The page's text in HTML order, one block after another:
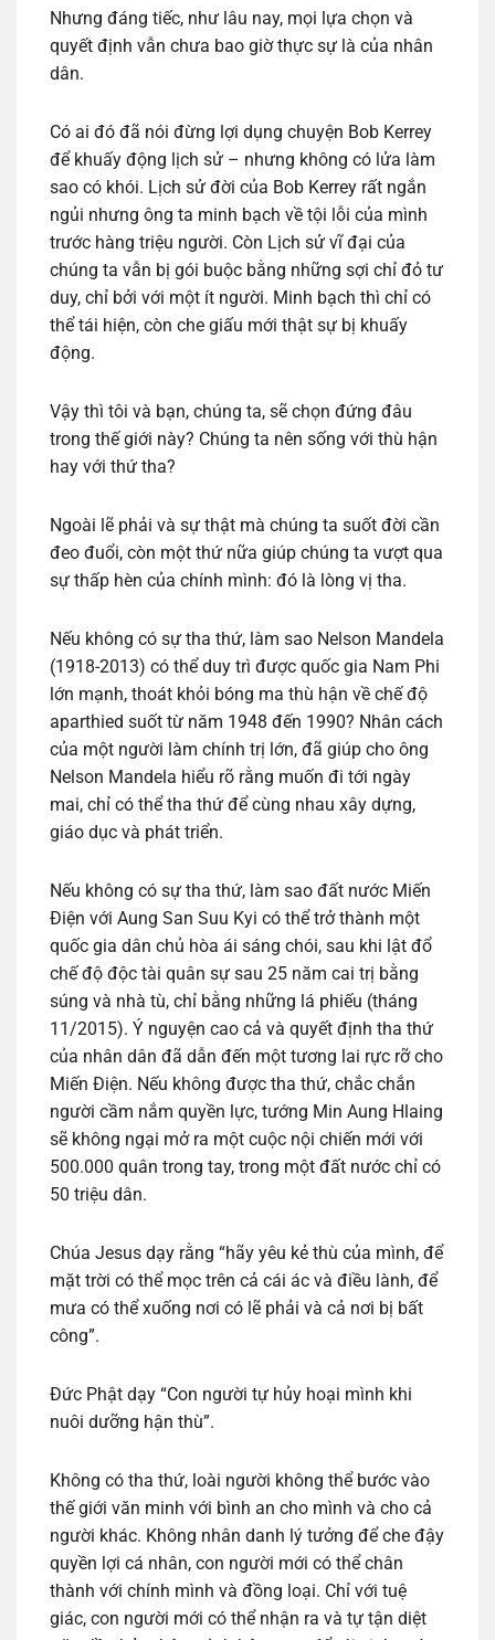
Nhưng đáng tiếc, như lâu nay, mọi lựa chọn và
quyết định vẫn chưa bao giờ thực sự là của nhân
dân.
Có ai đó đã nói đừng lợi dụng chuyện Bob Kerrey
để khuấy động lịch sử – nhưng không có lửa làm
sao có khói. Lịch sử đời của Bob Kerrey rất ngắn
ngủi nhưng ông ta minh bạch về tội lỗi của mình
trước hàng triệu người. Còn Lịch sử vĩ đại của
chúng ta vẫn bị gói buộc bằng những sợi chỉ đỏ tư
duy, chỉ bởi với một ít người. Minh bạch thì chỉ có
thể tái hiện, còn che giấu mới thật sự bị khuấy
động.
Vậy thì tôi và bạn, chúng ta, sẽ chọn đứng đâu
trong thế giới này? Chúng ta nên sống với thù hận
hay với thứ tha?
Ngoài lẽ phải và sự thật mà chúng ta suốt đời cần
đeo đuổi, còn một thứ nữa giúp chúng ta vượt qua
sự thấp hèn của chính mình: đó là lòng vị tha.
Nếu không có sự tha thứ, làm sao Nelson Mandela
(1918-2013) có thể duy trì được quốc gia Nam Phi
lớn mạnh, thoát khỏi bóng ma thù hận về chế độ
aparthied suốt từ năm 1948 đến 1990? Nhân cách
của một người làm chính trị lớn, đã giúp cho ông
Nelson Mandela hiểu rõ rằng muốn đi tới ngày
mai, chỉ có thể tha thứ để cùng nhau xây dựng,
giáo dục và phát triển.
Nếu không có sự tha thứ, làm sao đất nước Miến
Điện với Aung San Suu Kyi có thể trở thành một
quốc gia dân chủ hòa ái sáng chói, sau khi lật đổ
chế độ độc tài quân sự sau 25 năm cai trị bằng
súng và nhà tù, chỉ bằng những lá phiếu (tháng
11/2015). Ý nguyện cao cả và quyết định tha thứ
của nhân dân đã dẫn đến một tương lai rực rỡ cho
Miến Điện. Nếu không được tha thứ, chắc chắn
người cầm nắm quyền lực, tướng Min Aung Hlaing
sẽ không ngại mở ra một cuộc nội chiến mới với
500.000 quân trong tay, trong một đất nước chỉ có
50 triệu dân.
Chúa Jesus dạy rằng “hãy yêu kẻ thù của mình, để
mặt trời có thể mọc trên cả cái ác và điều lành, để
mưa có thể xuống nơi có lẽ phải và cả nơi bị bất
công”.
Đức Phật dạy “Con người tự hủy hoại mình khi
nuôi dưỡng hận thù”.
Không có tha thứ, loài người không thể bước vào
thế giới văn minh với bình an cho mình và cho cả
người khác. Không nhân danh lý tưởng để che đậy
quyền lợi cá nhân, con người mới có thể chân
thành với chính mình và đồng loại. Chỉ với tuệ
giác, con người mới có thể nhận ra và tự tận diệt